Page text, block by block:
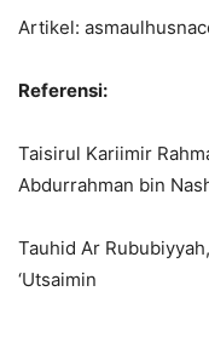
Artikel:
Referensi:
Taisirul Kariimir
Abdurrahman bin
Tauhid Ar
‘Utsaimin